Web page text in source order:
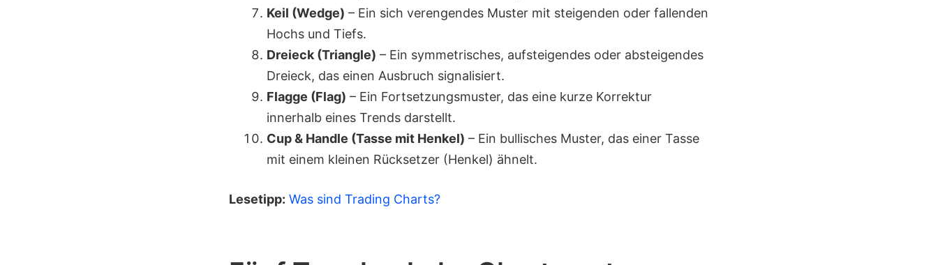
Keil (Wedge) – Ein sich verengendes Muster mit steigenden oder fallenden
Hochs und Tiefs.
Dreieck (Triangle) – Ein symmetrisches, aufsteigendes oder absteigendes
Dreieck, das einen Ausbruch signalisiert.
Flagge (Flag) – Ein Fortsetzungsmuster, das eine kurze Korrektur
innerhalb eines Trends darstellt.
Cup & Handle (Tasse mit Henkel) – Ein bullisches Muster, das einer Tasse
mit einem kleinen Rücksetzer (Henkel) ähnelt.
Lesetipp: Was sind Trading Charts?